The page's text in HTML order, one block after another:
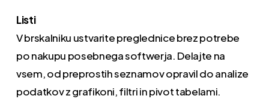
Listi
V brskalniku ustvarite preglednice brez potrebe
po nakupu posebnega softwerja. Delajte na
vsem, od preprostih seznamov opravil do analize
podatkov z grafikoni, filtri in pivot tabelami.